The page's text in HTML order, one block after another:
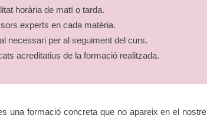
horària de matí o tarda.
experts en cada matèria.
necessari per al seguiment del curs.
acreditatius de la formació realitzada.
una formació concreta que no apareix en el